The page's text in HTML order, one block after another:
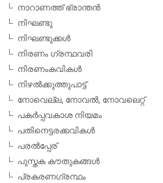
നാറാണത്ത് ഭ്രാന്തന്‍
നിഘണ്ടു
നിഘണ്ടുക്കള്‍
നിരണം ഗ്രന്ഥവരി
നിരണംകവികള്‍
നിഴല്‍ക്കുത്തുപാട്ട്
നോവെല്ല, നോവല്‍, നോവലെറ്റ്
പകര്‍പ്പവകാശ നിയമം
പതിനെട്ടരക്കവികള്‍
പരല്‍പ്പേര്
പുസ്തക കൗതുകങ്ങള്‍
പ്രകരണഗ്രന്ഥം